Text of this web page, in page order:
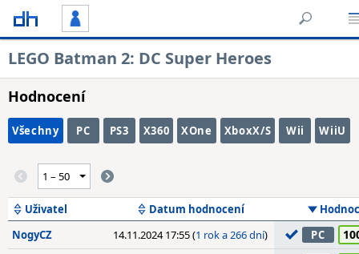
LEGO Batman 2: DC Super Heroes
Hodnocení
Všechny PC PS3 X360 XOne XboxX/S Wii WiiU
Uživatel Datum hodnocení
NogyCZ
14.11.2024 17:55 (1 rok a 266 dní) PC